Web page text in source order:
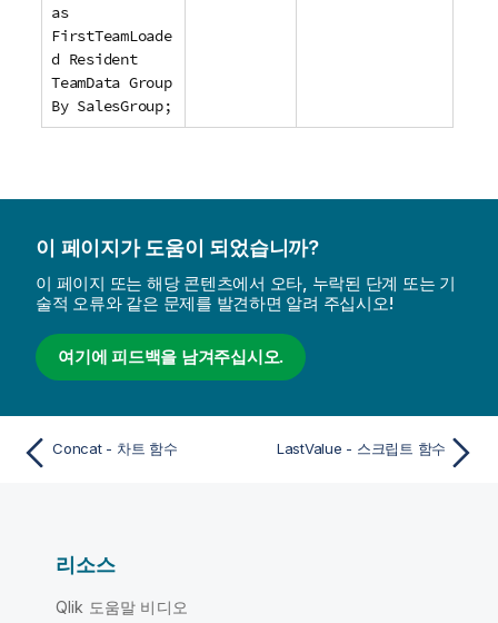
as
FirstTeamLoade
d Resident
TeamData Group
By SalesGroup;
이 페이지가 도움이 되었습니까?
이 페이지 또는 해당 콘텐츠에서 오타, 누락된 단계 또는 기
술적 오류와 같은 문제를 발견하면 알려 주십시오!
여기에 피드백을 남겨주십시오.
Concat - 차트 함수 LastValue - 스크립트 함수
리소스
Qlik 도움말 비디오